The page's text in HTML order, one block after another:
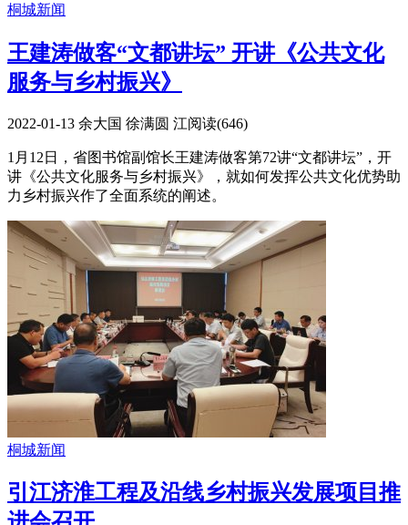
桐城新闻
王建涛做客“文都讲坛” 开讲《公共文化
服务与乡村振兴》
2022-01-13 余大国 徐满圆 江阅读(646)
1月12日，省图书馆副馆长王建涛做客第72讲“文都讲坛”，开
讲《公共文化服务与乡村振兴》，就如何发挥公共文化优势助
力乡村振兴作了全面系统的阐述。
桐城新闻
引江济淮工程及沿线乡村振兴发展项目推